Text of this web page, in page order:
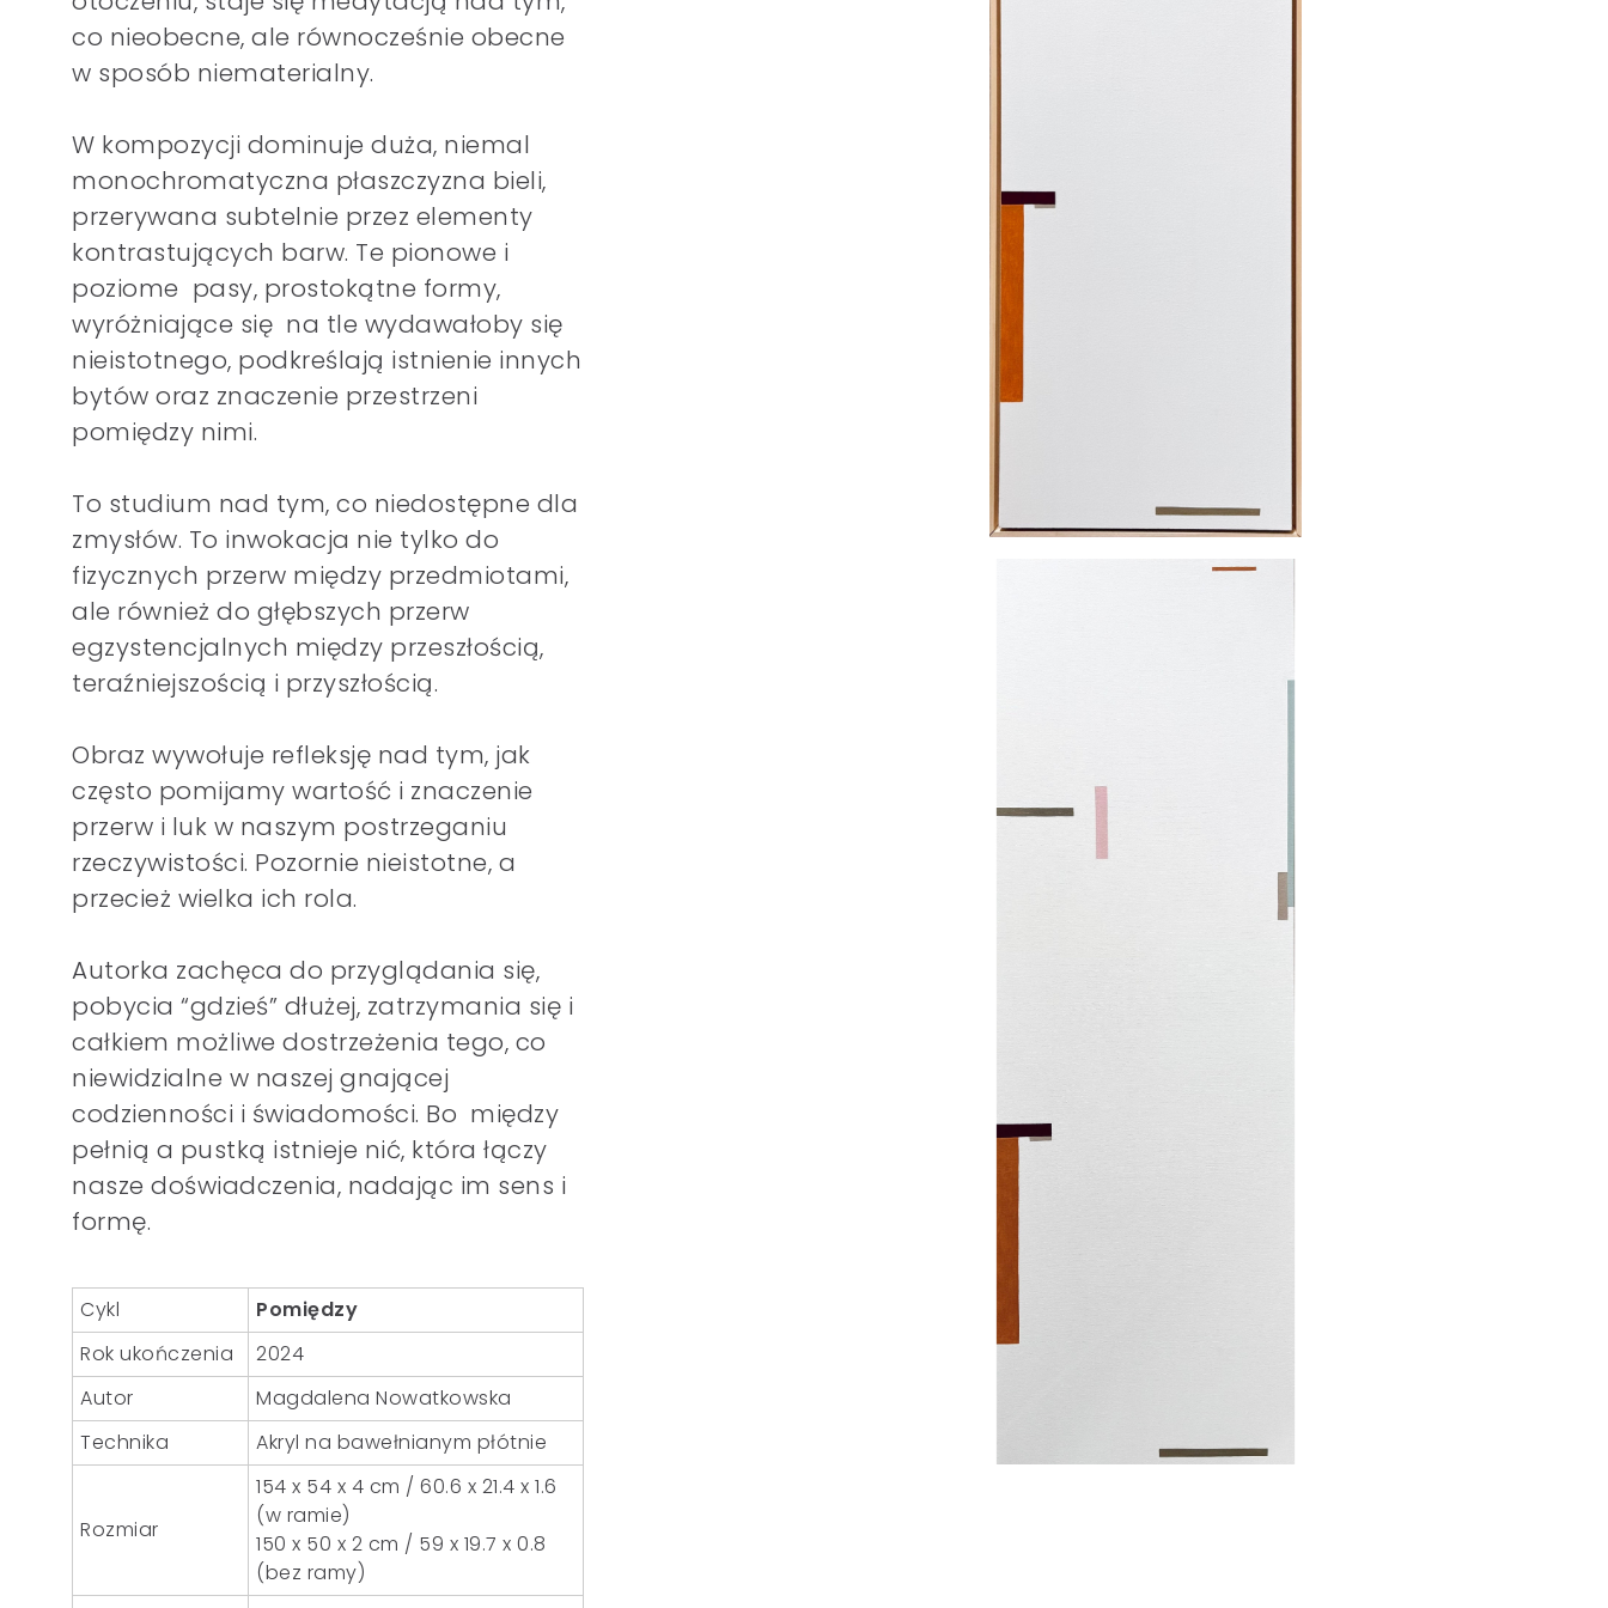
co nieobecne, ale równocześnie obecne
w sposób niematerialny.
W kompozycji dominuje duża, niemal
monochromatyczna płaszczyzna bieli,
przerywana subtelnie przez elementy
kontrastujących barw. Te pionowe i
poziome pasy, prostokątne formy,
wyróżniające się na tle wydawałoby się
nieistotnego, podkreślają istnienie innych
bytów oraz znaczenie przestrzeni
pomiędzy nimi.
To studium nad tym, co niedostępne dla
zmysłów. To inwokacja nie tylko do
fizycznych przerw między przedmiotami,
ale również do głębszych przerw
egzystencjalnych między przeszłością,
teraźniejszością i przyszłością.
Obraz wywołuje refleksję nad tym, jak
często pomijamy wartość i znaczenie
przerw i luk w naszym postrzeganiu
rzeczywistości. Pozornie nieistotne, a
przecież wielka ich rola.
Autorka zachęca do przyglądania się,
pobycia “gdzieś” dłużej, zatrzymania się i
całkiem możliwe dostrzeżenia tego, co
niewidzialne w naszej gnającej
codzienności i świadomości. Bo między
pełnią a pustką istnieje nić, która łączy
nasze doświadczenia, nadając im sens i
formę.
Cykl
Pomiędzy
Rok ukończenia
2024
Autor
Magdalena Nowatkowska
Technika
Akryl na bawełnianym płótnie
Rozmiar
154 x 54 x 4 cm / 60.6 x 21.4 x 1.6
(w ramie)
150 x 50 x 2 cm / 59 x 19.7 x 0.8
(bez ramy)